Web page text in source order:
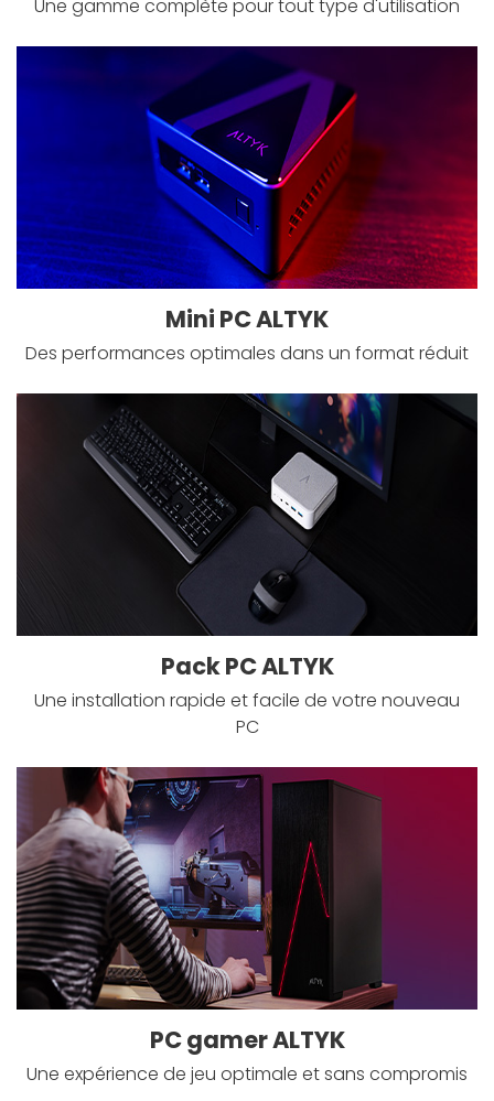
Une gamme complète pour tout type d'utilisation
Mini PC ALTYK
Des performances optimales dans un format réduit
Pack PC ALTYK
Une installation rapide et facile de votre nouveau
PC
PC gamer ALTYK
Une expérience de jeu optimale et sans compromis